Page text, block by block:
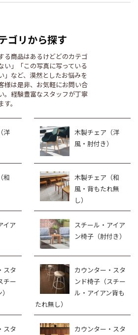
ゴリから探す
る商品はあるけどどのカテゴ
い」「この写真に写っている
」など、漠然としたお悩みを
様は是非、お気軽にお問い合
。経験豊富なスタッフが丁寧
。
洋
木製チェア（洋
風・肘付き）
和
木製チェア（和
風・背もたれ無
し）
イア
スチール・アイア
ン椅子（肘付き）
スタ
チー
カウンター・スタ
ンド椅子（スチー
ル・アイアン背も
たれ無し）
スタ
カウンター・スタ